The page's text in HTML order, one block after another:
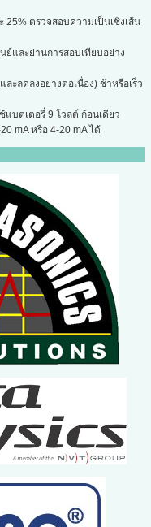
ตรวจสอบความเป็นเชิงเส้น
และย่านการสอบเทียบอย่าง
ะลดลงอย่างต่อเนื่อง) ช้าหรือเร็ว
บตเตอรี่ 9 โวลต์ ก้อนเดียว
mA หรือ 4-20 mA ได้